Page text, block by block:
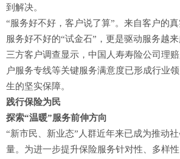
到解决。
“服务好不好，客户说了算”。来自客户的
服务好不好的“试金石”，更是驱动服务越
三方客户调查显示，中国人寿寿险公司理
户服务专线等关键服务满意度已形成行业
生的坚实保障。
践行保险为民
探索“温暖”服务前伸方向
“新市民、新业态”人群近年来已成为推动
量。为进一步提升保险服务针对性、多样